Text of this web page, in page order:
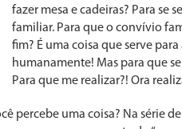
fazer mesa e cadeiras? Para se
familiar. Para que o convívio
fim? É uma coisa que serve
humana­mente! Mas para que
Para que me realizar?! Ora
percebe uma coisa? Na série